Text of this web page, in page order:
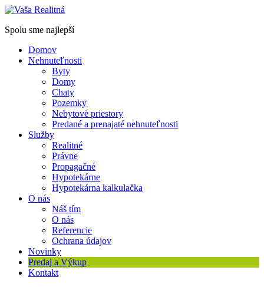
Spolu sme najlepší
Domov
Nehnuteľnosti
Byty
Domy
Chaty
Pozemky
Nebytové priestory
Predané a prenajaté nehnuteľnosti
Služby
Realitné
Právne
Propagačné
Hypotekárne
Hypotekárna kalkulačka
O nás
Náš tím
O nás
Referencie
Ochrana údajov
Novinky
Predaj a Výkup
Kontakt